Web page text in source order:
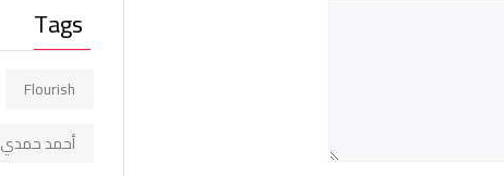
Tags
Flourish
أحمد حمدي